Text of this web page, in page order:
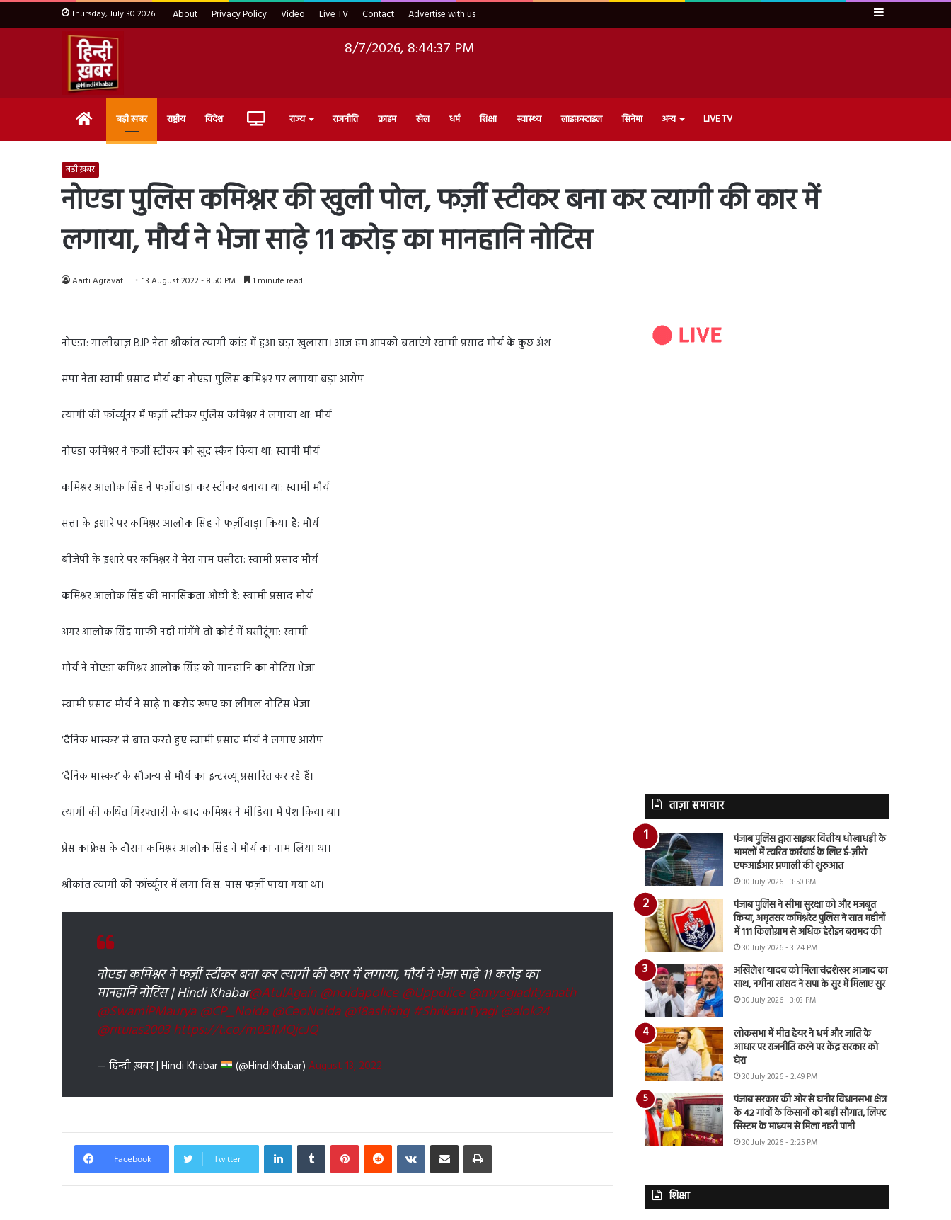
Thursday, July 30 2026 About Privacy Policy Video Live TV Contact Advertise with us Sidebar
8/7/2026, 8:44:38 PM
Home बड़ी ख़बर राष्ट्रीय विदेश Live राज्य राजनीति क्राइम खेल धर्म शिक्षा स्वास्थ्य लाइफ़स्टाइल सिनेमा अन्य LIVE TV
बड़ी ख़बर
नोएडा पुलिस कमिश्नर की खुली पोल, फर्ज़ी स्टीकर बना कर त्यागी की कार में
लगाया, मौर्य ने भेजा साढ़े 11 करोड़ का मानहानि नोटिस
Aarti Agravat 13 August 2022 - 8:50 PM 1 minute read
नोएडा: गालीबाज़ BJP नेता श्रीकांत त्यागी कांड में हुआ बड़ा खुलासा। आज हम आपको बताएंगे स्वामी प्रसाद मौर्य के कुछ अंश
सपा नेता स्वामी प्रसाद मौर्य का नोएडा पुलिस कमिश्नर पर लगाया बड़ा आरोप
त्यागी की फॉर्च्यूनर में फर्ज़ी स्टीकर पुलिस कमिश्नर ने लगाया था: मौर्य
नोएडा कमिश्नर ने फर्जी स्टीकर को खुद स्कैन किया था: स्वामी मौर्य
कमिश्नर आलोक सिंह ने फर्ज़ीवाड़ा कर स्टीकर बनाया था: स्वामी मौर्य
सत्ता के इशारे पर कमिश्नर आलोक सिंह ने फर्ज़ीवाड़ा किया है: मौर्य
बीजेपी के इशारे पर कमिश्नर ने मेरा नाम घसीटा: स्वामी प्रसाद मौर्य
कमिश्नर आलोक सिंह की मानसिकता ओछी है: स्वामी प्रसाद मौर्य
अगर आलोक सिंह माफी नहीं मांगेंगे तो कोर्ट में घसीटूंगा: स्वामी
मौर्य ने नोएडा कमिश्नर आलोक सिंह को मानहानि का नोटिस भेजा
स्वामी प्रसाद मौर्य ने साढ़े 11 करोड़ रूपए का लीगल नोटिस भेजा
‘दैनिक भास्कर’ से बात करते हुए स्वामी प्रसाद मौर्य ने लगाए आरोप
‘दैनिक भास्कर’ के सौजन्य से मौर्य का इन्टरव्यू प्रसारित कर रहे हैं।
त्यागी की कथित गिरफ्तारी के बाद कमिश्नर ने मीडिया में पेश किया था।
प्रेस कांफ्रेस के दौरान कमिश्नर आलोक सिंह ने मौर्य का नाम लिया था।
श्रीकांत त्यागी की फॉर्च्यूनर में लगा वि.स. पास फर्ज़ी पाया गया था।
नोएडा कमिश्नर ने फर्ज़ी स्टीकर बना कर त्यागी की कार में लगाया, मौर्य ने भेजा साढ़े 11 करोड़ का
मानहानि नोटिस | Hindi Khabar@AtulAgain @noidapolice @Uppolice @myogiadityanath
@SwamiPMaurya @CP_Noida @CeoNoida @18ashishg #ShrikantTyagi @alok24
@rituias2003 https://t.co/m021MQjcJQ
— हिन्दी ख़बर | Hindi Khabar (@HindiKhabar)August 13, 2022
Facebook Twitter
LinkedInTumblr PinterestReddit VKontakteShare via Email Print
ताज़ा समाचार
पंजाब पुलिस द्वारा साइबर वित्तीय धोखाधड़ी के
मामलों में त्वरित कार्रवाई के लिए ई-ज़ीरो
एफआईआर प्रणाली की शुरुआत
30 July 2026 - 3:50 PM
पंजाब पुलिस ने सीमा सुरक्षा को और मजबूत
किया, अमृतसर कमिश्नरेट पुलिस ने सात महीनों
में 111 किलोग्राम से अधिक हेरोइन बरामद की
30 July 2026 - 3:24 PM
अखिलेश यादव को मिला चंद्रशेखर आजाद का
साथ, नगीना सांसद ने सपा के सुर में मिलाए सुर
30 July 2026 - 3:03 PM
लोकसभा में मीत हेयर ने धर्म और जाति के
आधार पर राजनीति करने पर केंद्र सरकार को
घेरा
30 July 2026 - 2:49 PM
पंजाब सरकार की ओर से घनौर विधानसभा क्षेत्र
के 42 गांवों के किसानों को बड़ी सौगात, लिफ्ट
सिस्टम के माध्यम से मिला नहरी पानी
30 July 2026 - 2:25 PM
शिक्षा